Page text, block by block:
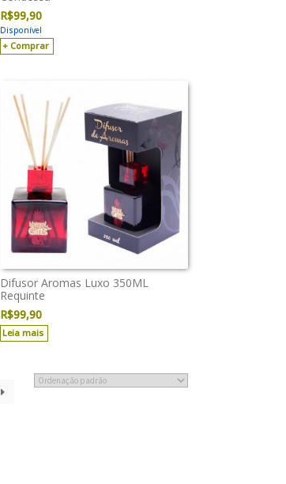
R$99,90
Disponível
Comprar
Difusor Aromas Luxo 350ML
Requinte
R$99,90
Leia mais